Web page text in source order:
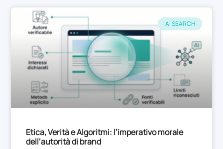
AI SEARCH
Etica, Verità e Algoritmi: l’imperativo morale
dell’autorità di brand